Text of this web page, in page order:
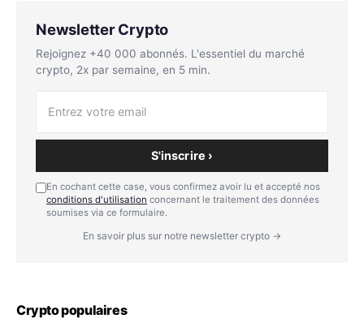
Newsletter Crypto
Rejoignez +40 000 abonnés. L'essentiel du marché
crypto, 2x par semaine, en 5 min.
S'inscrire ›
En cochant cette case, vous confirmez avoir lu et accepté nos
conditions d'utilisation concernant le traitement des données
soumises via ce formulaire.
En savoir plus sur notre newsletter crypto →
Crypto populaires